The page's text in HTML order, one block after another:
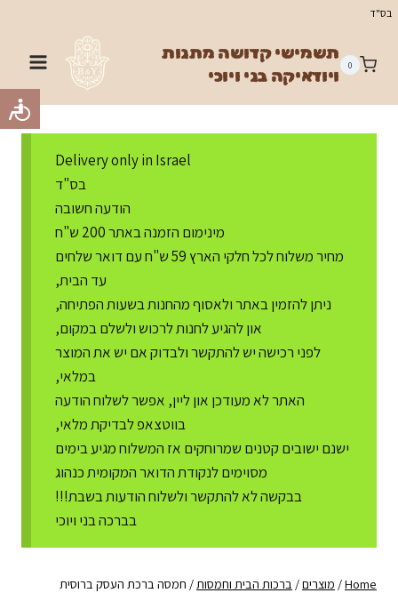
Skip
content
בס"ד
0
תשמישי קדושה מתנות
ויודאיקה בני ויוכי
Delivery only in Israel
בס"ד
הודעה חשובה
מינימום הזמנה באתר 200 ש"ח
מחיר משלוח לכל חלקי הארץ 59 ש"ח עם דואר שלחים
עד הבית,
ניתן להזמין באתר ולאסוף מהחנות בשעות הפתיחה,
און להגיע לחנות לרכוש ולשלם במקום,
לפני רכישה יש להתקשר ולבדוק אם יש את המוצר
במלאי,
האתר לא מעודכן און ליין, אפשר לשלוח הודעה
בווטצאפ לבדיקת מלאי,
ישנם ישובים קטנים שמרוחקים אז המשלוח מגיע בימים
מסוימים לנקודת הדואר המקומית כנהוג
בבקשה לא להתקשר ולשלוח הודעות בשבת!!!
בברכה בני ויוכי
Home
/ מוצרים/ ברכות הבית וחמסות / חמסה ברכת העסק ברוסית